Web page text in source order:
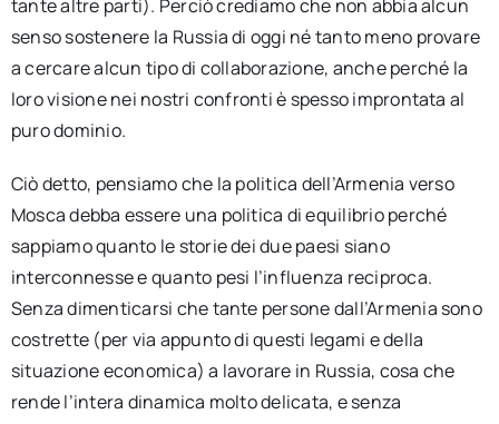
tante altre parti). Perciò crediamo che non abbia alcun
senso sostenere la Russia di oggi né tanto meno provare
a cercare alcun tipo di collaborazione, anche perché la
loro visione nei nostri confronti è spesso improntata al
puro dominio.
Ciò detto, pensiamo che la politica dell’Armenia verso
Mosca debba essere una politica di equilibrio perché
sappiamo quanto le storie dei due paesi siano
interconnesse e quanto pesi l’influenza reciproca.
Senza dimenticarsi che tante persone dall’Armenia sono
costrette (per via appunto di questi legami e della
situazione economica) a lavorare in Russia, cosa che
rende l’intera dinamica molto delicata, e senza